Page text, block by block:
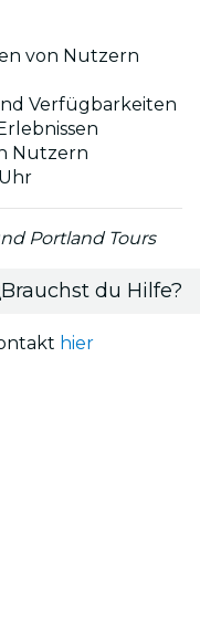
von Nutzern
Verfügbarkeiten
Nutzern
Portland Tours
Brauchst du Hilfe?
hier